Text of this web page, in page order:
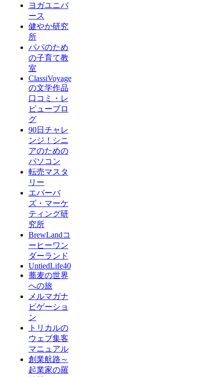
ヨガユニバ
ース
健やか研究
所
パパのため
の子育て教
室
ClassiVoyage
の文学作品
口コミ・レ
ビューブロ
グ
90日チャレ
ンジ！シニ
アのための
パソコン
転売マスタ
リー
エバーバ
ズ・マーケ
ティング研
究所
BrewLandコ
ーヒーワン
ダーランド
UntiedLife40
蕎麦の世界
への旅
メルマガナ
ビゲーショ
ン
トリカルの
ウェブ集客
マニュアル
創業航路～
起業家の羅